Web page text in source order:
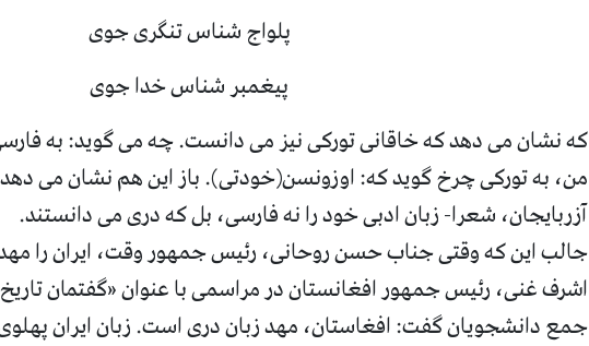
پلواج شناس تنگری جوی
پیغمبر شناس خدا جوی
که نشان می دهد که خاقانی تورکی نیز می دانست. چه می گوید: به
من، به تورکی چرخ گوید که: اوزونسن(خودتی). باز این هم نشان می دهد
آزربایجان، شعرا- زبان ادبی خود را نه فارسی، بل که دری می دانستند.
جالب این که وقتی جناب حسن روحانی، رئیس جمهور وقت، ایران را
اشرف غنی، رئیس جمهور افغانستان در مراسمی با عنوان «گفتمان
جمع دانشجویان گفت: افغاستان، مهد زبان دری است. زبان ایران پهلوی